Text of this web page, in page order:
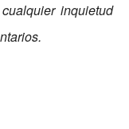
inquietud